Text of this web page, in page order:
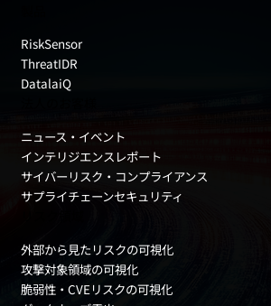
RiskSensor
ThreatIDR
DatalaiQ
外部から見たリスクの可視化
攻撃対象領域の可視化
脆弱性・CVEリスクの可視化
ニュース・イベント
インテリジエンスレポート
サイバーリスク・コンプライアンス
サプライチェーンセキュリティ